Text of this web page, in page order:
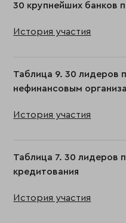
30 крупнейших банков
История участия
Таблица 9. 30 лидеров
нефинансовым
История участия
Таблица 7. 30 лидеров
кредитования
История участия